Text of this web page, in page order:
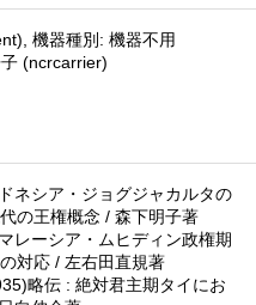
機器種別: 機器不用
(ncrcarrier)
ネシア・ジョグジャカルタの
の王権概念 / 森下明子著
レーシア・ムヒディン政権期
対応 / 左右田直規著
略伝 : 絶対君主期タイにお